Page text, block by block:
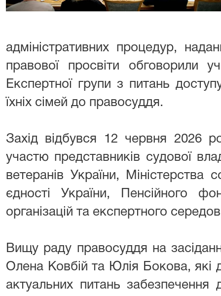
адміністративних процедур,
правової просвіти обговорили
Експертної групи з питань
їхніх сімей до правосуддя.
Захід відбувся 12 червня 2026
участю представників судової
ветеранів України, Міністерства
єдності України, Пенсійного
організацій та експертного
Вищу раду правосуддя на
Олена Ковбій та Юлія Бокова, які
актуальних питань забезпечення